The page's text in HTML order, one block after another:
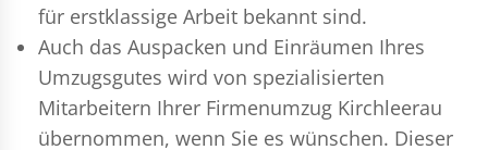
für erstklassige Arbeit bekannt sind.
Auch das Auspacken und Einräumen Ihres
Umzugsgutes wird von spezialisierten
Mitarbeitern Ihrer Firmenumzug Kirchleerau
übernommen, wenn Sie es wünschen. Dieser